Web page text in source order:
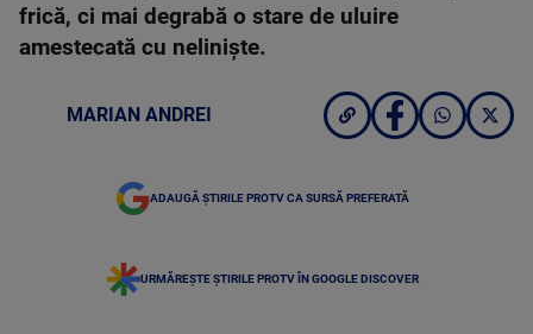
frică, ci mai degrabă o stare de uluire
amestecată cu neliniște.
MARIAN ANDREI
ADAUGĂ ȘTIRILE PROTV CA SURSĂ PREFERATĂ
URMĂREȘTE ȘTIRILE PROTV ÎN GOOGLE DISCOVER